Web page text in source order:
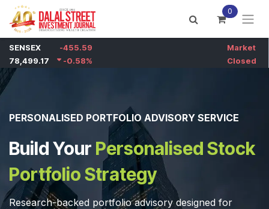
Skip to Content 0
PERSONALISED PORTFOLIO ADVISORY SERVICE
Build Your Personalised Stock
Portfolio Strategy
Research-backed portfolio advisory designed for